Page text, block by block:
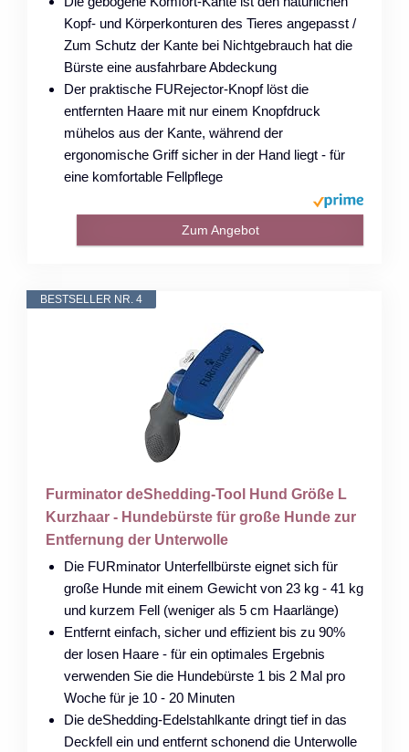
Kopf- und Körperkonturen des Tieres angepasst /
Zum Schutz der Kante bei Nichtgebrauch hat die
Bürste eine ausfahrbare Abdeckung
Der praktische FURejector-Knopf löst die
entfernten Haare mit nur einem Knopfdruck
mühelos aus der Kante, während der
ergonomische Griff sicher in der Hand liegt - für
eine komfortable Fellpflege
Zum Angebot
BESTSELLER NR. 4
Furminator deShedding-Tool Hund Größe L
Kurzhaar - Hundebürste für große Hunde zur
Entfernung der Unterwolle
Die FURminator Unterfellbürste eignet sich für
große Hunde mit einem Gewicht von 23 kg - 41 kg
und kurzem Fell (weniger als 5 cm Haarlänge)
Entfernt einfach, sicher und effizient bis zu 90%
der losen Haare - für ein optimales Ergebnis
verwenden Sie die Hundebürste 1 bis 2 Mal pro
Woche für je 10 - 20 Minuten
Die deShedding-Edelstahlkante dringt tief in das
Deckfell ein und entfernt schonend die Unterwolle